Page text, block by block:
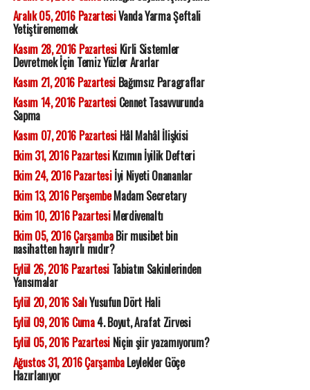
Aralık 05, 2016 PazartesiVanda Yarma Şeftali
Yetiştirememek
Kasım 28, 2016 PazartesiKirli Sistemler
Devretmek İçin Temiz Yüzler Ararlar
Kasım 21, 2016 PazartesiBağımsız Paragraflar
Kasım 14, 2016 PazartesiCennet Tasavvurunda
Sapma
Kasım 07, 2016 PazartesiHâl Mahâl İlişkisi
Ekim 31, 2016 PazartesiKızımın İyilik Defteri
Ekim 24, 2016 Pazartesiİyi Niyeti Onananlar
Ekim 13, 2016 PerşembeMadam Secretary
Ekim 10, 2016 PazartesiMerdivenaltı
Ekim 05, 2016 ÇarşambaBir musibet bin
nasihatten hayırlı mıdır?
Eylül 26, 2016 PazartesiTabiatın Sakinlerinden
Yansımalar
Eylül 20, 2016 SalıYusufun Dört Hali
Eylül 09, 2016 Cuma4. Boyut, Arafat Zirvesi
Eylül 05, 2016 PazartesiNiçin şiir yazamıyorum?
Ağustos 31, 2016 ÇarşambaLeylekler Göçe
Hazırlanıyor